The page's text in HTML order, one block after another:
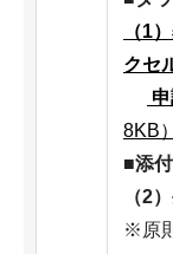
（1
クセ
8KB）
■添
（2
※原